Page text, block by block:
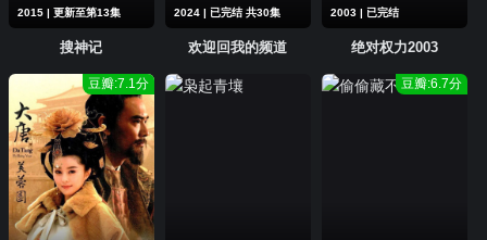
2015 | 更新至第13集
搜神记
2024 | 已完结 共30集
欢迎回我的频道
2003 | 已完结
绝对权力2003
豆瓣:7.1分 豆瓣:6.7分